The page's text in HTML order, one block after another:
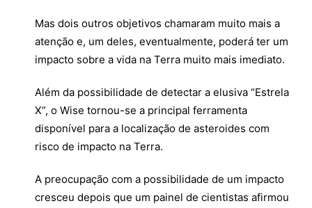
Mas dois outros objetivos chamaram muito mais a
atenção e, um deles, eventualmente, poderá ter um
impacto sobre a vida na Terra muito mais imediato.
Além da possibilidade de detectar a elusiva “Estrela
X”, o Wise tornou-se a principal ferramenta
disponível para a localização de asteroides com
risco de impacto na Terra.
A preocupação com a possibilidade de um impacto
cresceu depois que um painel de cientistas afirmou